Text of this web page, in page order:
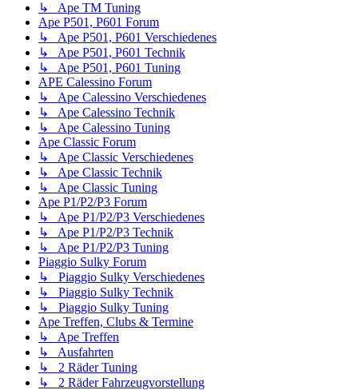
↳ Ape TM Tuning
Ape P501, P601 Forum
↳ Ape P501, P601 Verschiedenes
↳ Ape P501, P601 Technik
↳ Ape P501, P601 Tuning
APE Calessino Forum
↳ Ape Calessino Verschiedenes
↳ Ape Calessino Technik
↳ Ape Calessino Tuning
Ape Classic Forum
↳ Ape Classic Verschiedenes
↳ Ape Classic Technik
↳ Ape Classic Tuning
Ape P1/P2/P3 Forum
↳ Ape P1/P2/P3 Verschiedenes
↳ Ape P1/P2/P3 Technik
↳ Ape P1/P2/P3 Tuning
Piaggio Sulky Forum
↳ Piaggio Sulky Verschiedenes
↳ Piaggio Sulky Technik
↳ Piaggio Sulky Tuning
Ape Treffen, Clubs & Termine
↳ Ape Treffen
↳ Ausfahrten
↳ 2 Räder Tuning
↳ 2 Räder Fahrzeugvorstellung